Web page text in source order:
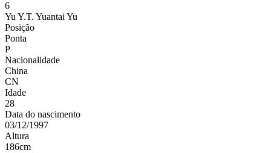
6
Yu Y.T. Yuantai Yu
Posição
Ponta
P
Nacionalidade
China
CN
Idade
28
Data do nascimento
03/12/1997
Altura
186cm